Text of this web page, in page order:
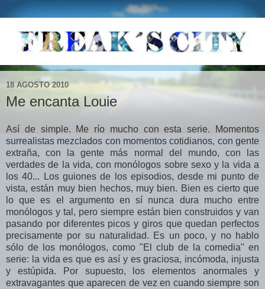
18 AGOSTO 2010
Me encanta Louie
Así de simple. Me río mucho con esta serie. Momentos
surrealistas mezclados con momentos cotidianos, con gente
extraña, con la gente más normal del mundo, con las
verdades de la vida, con monólogos sobre sexo y la vida a
los 40... Los guiones de los episodios, desde mi punto de
vista, están muy bien hechos, muy bien. Bien es cierto que
lo que es el argumento en sí nunca dura mucho entre
monólogos y tal, pero siempre están bien construidos y van
pasando por diferentes picos y giros que quedan perfectos
precisamente por su naturalidad. Es un poco, y no hablo
sólo de los monólogos, como "El club de la comedia" en
serie: la vida es que es así y es graciosa, incómoda, injusta
y estúpida. Por supuesto, los elementos anormales y
extravagantes que aparecen de vez en cuando siempre son